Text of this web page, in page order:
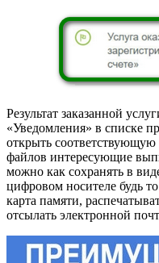
Результат заказанной
«Уведомления» в списке
открыть соответствующую
файлов интересующие
можно как сохранять в
цифровом носителе будь
карта памяти,
отсылать электронной